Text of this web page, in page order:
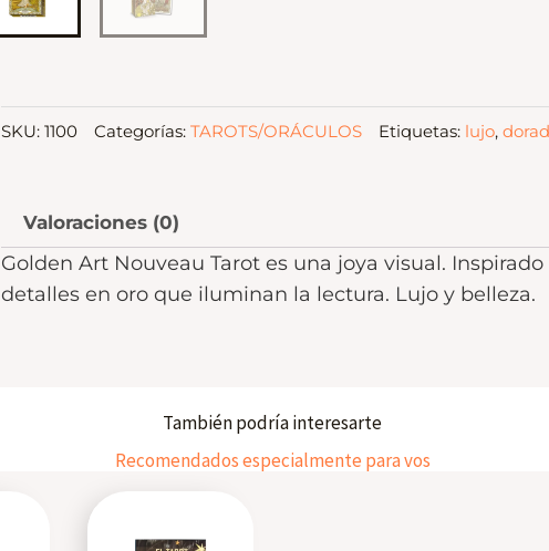
SKU: 1100 Categorías: TAROTS/ORÁCULOS Etiquetas: lujo,
Valoraciones (0)
Golden Art Nouveau Tarot es una joya visual.
detalles en oro que iluminan la lectura. Lujo y belleza.
También podría interesarte
Recomendados especialmente para vos